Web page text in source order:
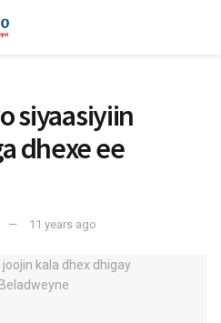
siyaasiyiin
dhexe ee
11 years ago